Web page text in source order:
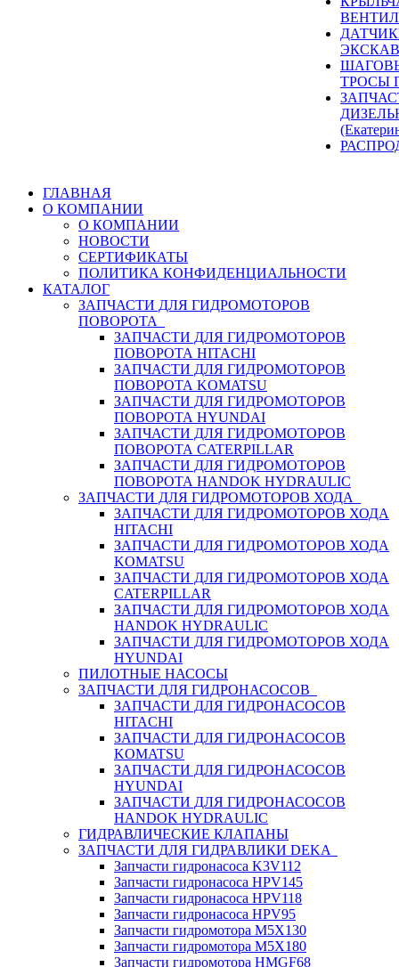
ТРОСЫ
ГЛАВНАЯ
О КОМПАНИИ
О КОМПАНИИ
НОВОСТИ
СЕРТИФИКАТЫ
ПОЛИТИКА КОНФИДЕНЦИАЛЬНОСТИ
КАТАЛОГ
ЗАПЧАСТИ ДЛЯ ГИДРОМОТОРОВ
ПОВОРОТА
ЗАПЧАСТИ ДЛЯ ГИДРОМОТОРОВ
ПОВОРОТА HITACHI
ЗАПЧАСТИ ДЛЯ ГИДРОМОТОРОВ
ПОВОРОТА KOMATSU
ЗАПЧАСТИ ДЛЯ ГИДРОМОТОРОВ
ПОВОРОТА HYUNDAI
ЗАПЧАСТИ ДЛЯ ГИДРОМОТОРОВ
ПОВОРОТА CATERPILLAR
ЗАПЧАСТИ ДЛЯ ГИДРОМОТОРОВ
ПОВОРОТА HANDOK HYDRAULIC
ЗАПЧАСТИ ДЛЯ ГИДРОМОТОРОВ ХОДА
ЗАПЧАСТИ ДЛЯ ГИДРОМОТОРОВ ХОДА
HITACHI
ЗАПЧАСТИ ДЛЯ ГИДРОМОТОРОВ ХОДА
KOMATSU
ЗАПЧАСТИ ДЛЯ ГИДРОМОТОРОВ ХОДА
CATERPILLAR
ЗАПЧАСТИ ДЛЯ ГИДРОМОТОРОВ ХОДА
HANDOK HYDRAULIC
ЗАПЧАСТИ ДЛЯ ГИДРОМОТОРОВ ХОДА
HYUNDAI
ПИЛОТНЫЕ НАСОСЫ
ЗАПЧАСТИ ДЛЯ ГИДРОНАСОСОВ
ЗАПЧАСТИ ДЛЯ ГИДРОНАСОСОВ
HITACHI
ЗАПЧАСТИ ДЛЯ ГИДРОНАСОСОВ
KOMATSU
ЗАПЧАСТИ ДЛЯ ГИДРОНАСОСОВ
HYUNDAI
ЗАПЧАСТИ ДЛЯ ГИДРОНАСОСОВ
HANDOK HYDRAULIC
ГИДРАВЛИЧЕСКИЕ КЛАПАНЫ
ЗАПЧАСТИ ДЛЯ ГИДРАВЛИКИ DEKA
Запчасти гидронасоса K3V112
Запчасти гидронасоса HPV145
Запчасти гидронасоса HPV118
Запчасти гидронасоса HPV95
Запчасти гидромотора M5X130
Запчасти гидромотора M5X180
Запчасти гидромотора HMGF68